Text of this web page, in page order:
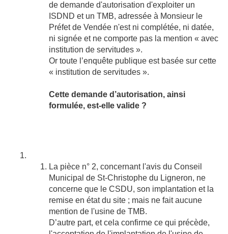
de demande d'autorisation d'exploiter un
ISDND et un TMB, adressée à Monsieur le
Préfet de Vendée n'est ni complétée, ni datée,
ni signée et ne comporte pas la mention « avec
institution de servitudes ».
Or toute l’enquête publique est basée sur cette
« institution de servitudes ».
Cette demande d’autorisation, ainsi
formulée, est-elle valide ?
La pièce n° 2, concernant l'avis du Conseil
Municipal de St-Christophe du Ligneron, ne
concerne que le CSDU, son implantation et la
remise en état du site ; mais ne fait aucune
mention de l'usine de TMB.
D’autre part, et cela confirme ce qui précède,